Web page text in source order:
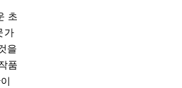
초
가
을
품